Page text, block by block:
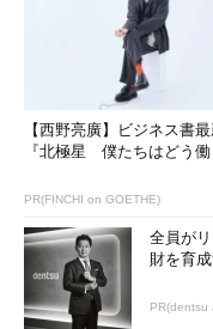
【西野亮廣】ビジネス書最
『北極星 僕たちはどう働
PR(FINCHI on GOETHE)
全員が
財を育
PR(dentsu